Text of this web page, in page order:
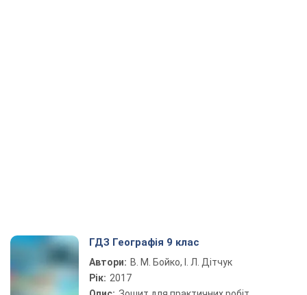
ГДЗ Географія 9 клас
Автори: В. М. Бойко, І. Л. Дітчук
Рік: 2017